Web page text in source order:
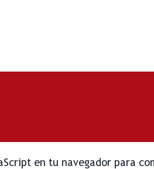
en tu navegador para